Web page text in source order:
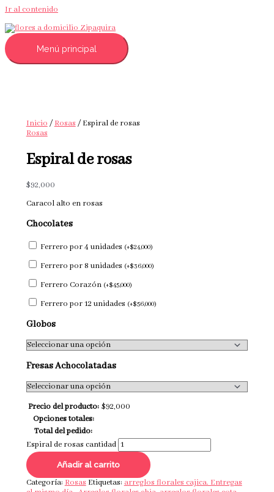
Ir al contenido
Menú principal
Inicio/Rosas/ Espiral de rosas
Rosas
Espiral de rosas
$92,000
Caracol alto en rosas
Chocolates
Ferrero por 4 unidades (+$24,000)
Ferrero por 8 unidades (+$36,000)
Ferrero Corazón (+$45,000)
Ferrero por 12 unidades (+$56,000)
Globos
Fresas Achocolatadas
Precio del producto: $92,000
Opciones totales:
Total del pedido:
Espiral de rosas cantidad
Añadir al carrito
Categoría:Rosas Etiquetas:arreglos florales cajica. Entregas